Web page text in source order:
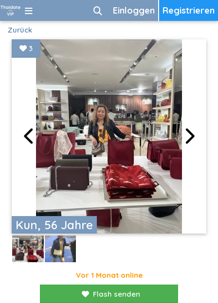
Registrieren
Einloggen
Zurück
Kun, 56 Jahre
3
Vor 1 Monat online
Flash senden